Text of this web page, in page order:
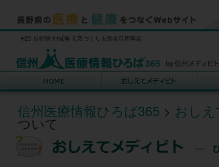
H29 長野県 地域発 元気づくり支援金活用事業
信州医療情報ひろば365 > おし
ついて